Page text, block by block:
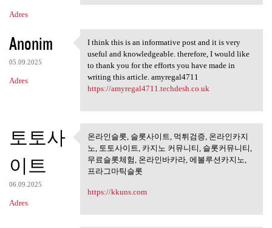
Adres
Anonim
05.09.2025
Adres
I think this is an
I think this is an informative post and it is very
useful and knowledgeable. therefore, I would like
to thank you for the efforts you have made in
writing this article. amyregal4711
https://amyregal4711.techdesh.co.uk
토토사
이트
06.09.2025
Adres
온라인슬롯, 슬롯사이트, 먹튀검
증, 온라인카지노,
온라인슬롯, 슬롯사이트, 먹튀검증, 온라인카지
노, 토토사이트, 카지노 커뮤니티, 슬롯커뮤니티,
무료슬롯체험, 온라인바카라, 에볼루션카지노,
프라그마틱슬롯
https://kkuns.com